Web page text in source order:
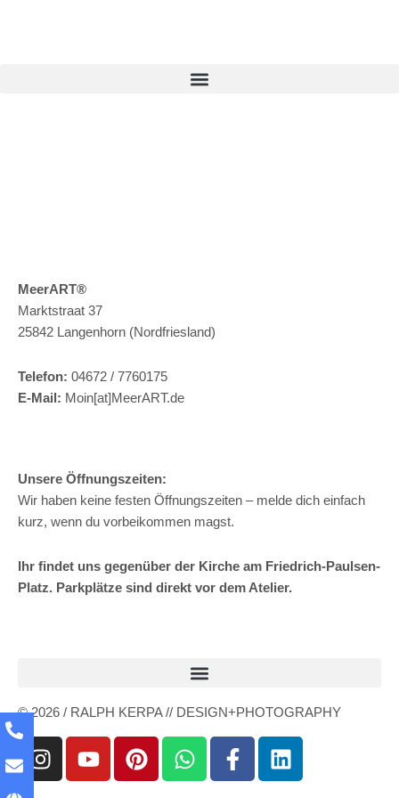
MeerART®
Marktstraat 37
25842 Langenhorn (Nordfriesland)
Telefon: 04672 / 7760175
E-Mail: Moin[at]MeerART.de
Unsere Öffnungszeiten:
Wir haben keine festen Öffnungszeiten – melde dich einfach
kurz, wenn du vorbeikommen magst.
Ihr findet uns gegenüber der Kirche am Friedrich-Paulsen-
Platz. Parkplätze sind direkt vor dem Atelier.
© 2026 / RALPH KERPA // DESIGN+PHOTOGRAPHY
I
n
Y
o
P
i
W
h
F
a
L
i